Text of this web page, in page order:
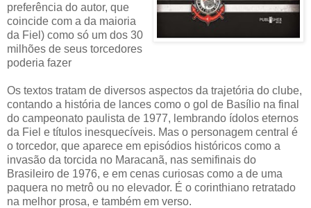
preferência do autor, que
coincide com a da maioria
da Fiel) como só um dos 30
milhões de seus torcedores
poderia fazer
Os textos tratam de diversos aspectos da trajetória do clube,
contando a história de lances como o gol de Basílio na final
do campeonato paulista de 1977, lembrando ídolos eternos
da Fiel e títulos inesquecíveis. Mas o personagem central é
o torcedor, que aparece em episódios históricos como a
invasão da torcida no Maracanã, nas semifinais do
Brasileiro de 1976, e em cenas curiosas como a de uma
paquera no metrô ou no elevador. É o corinthiano retratado
na melhor prosa, e também em verso.